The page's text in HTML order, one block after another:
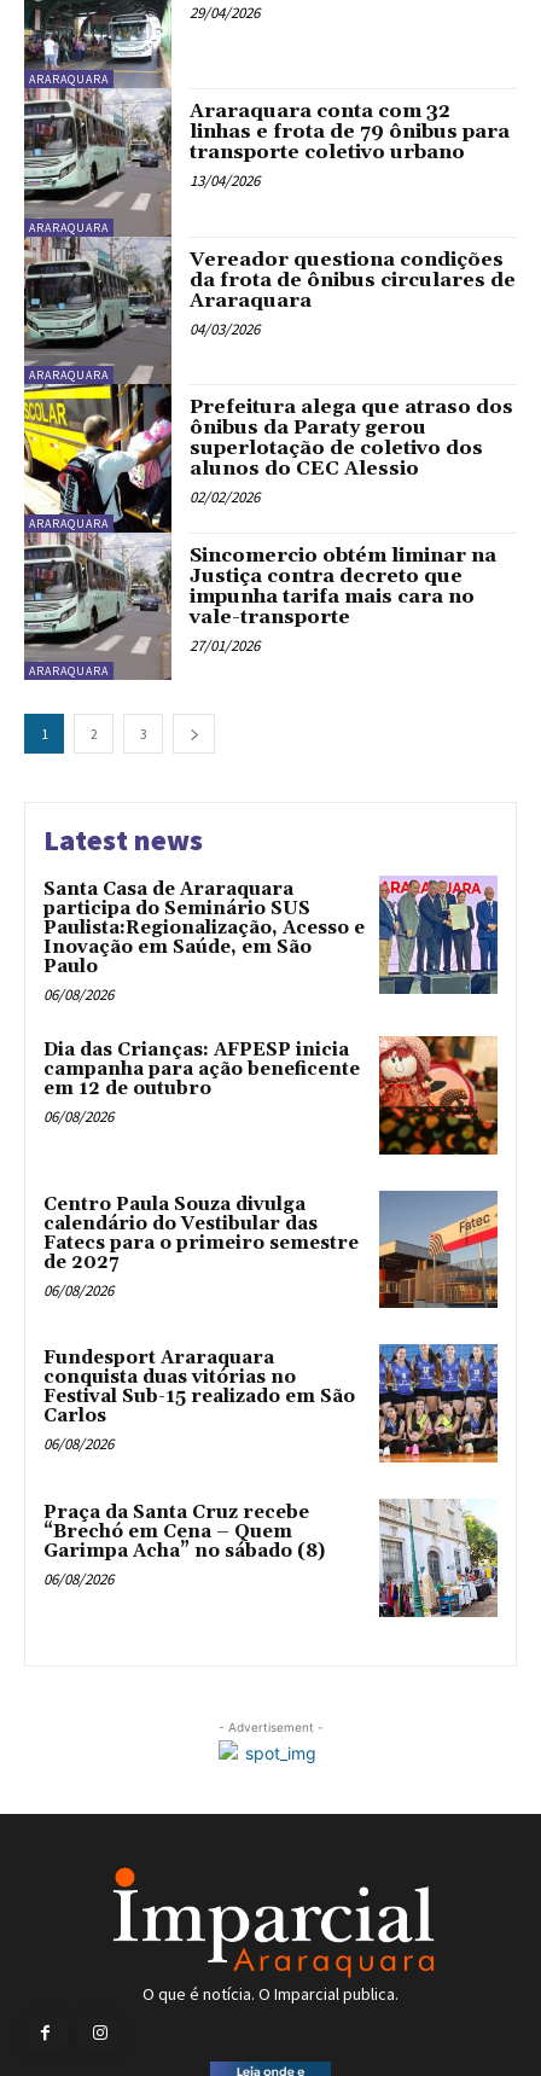
ARARAQUARA
29/04/2026
ARARAQUARA
Araraquara conta com 32
linhas e frota de 79 ônibus para
transporte coletivo urbano
13/04/2026
ARARAQUARA
Vereador questiona condições
da frota de ônibus circulares de
Araraquara
04/03/2026
ARARAQUARA
Prefeitura alega que atraso dos
ônibus da Paraty gerou
superlotação de coletivo dos
alunos do CEC Alessio
02/02/2026
ARARAQUARA
Sincomercio obtém liminar na
Justiça contra decreto que
impunha tarifa mais cara no
vale-transporte
27/01/2026
1 2 3
Latest news
Santa Casa de Araraquara
participa do Seminário SUS
Paulista:Regionalização, Acesso e
Inovação em Saúde, em São
Paulo
06/08/2026
Dia das Crianças: AFPESP inicia
campanha para ação beneficente
em 12 de outubro
06/08/2026
Centro Paula Souza divulga
calendário do Vestibular das
Fatecs para o primeiro semestre
de 2027
06/08/2026
Fundesport Araraquara
conquista duas vitórias no
Festival Sub-15 realizado em São
Carlos
06/08/2026
Praça da Santa Cruz recebe
“Brechó em Cena – Quem
Garimpa Acha” no sábado (8)
06/08/2026
- Advertisement -
O que é notícia. O Imparcial publica.